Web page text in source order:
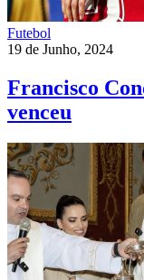
Futebol
19 de Junho, 2024
Francisco
venceu